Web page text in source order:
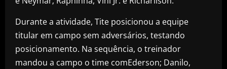
Durante a atividade, Tite posicionou a equipe
titular em campo sem adversários, testando
posicionamento. Na sequência, o treinador
mandou a campo o time comEderson; Danilo,